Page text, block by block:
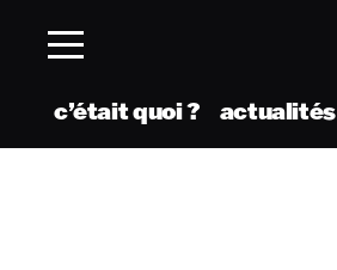
c’était quoi ? actualités